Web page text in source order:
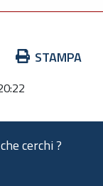
STAMPA
cerchi ?